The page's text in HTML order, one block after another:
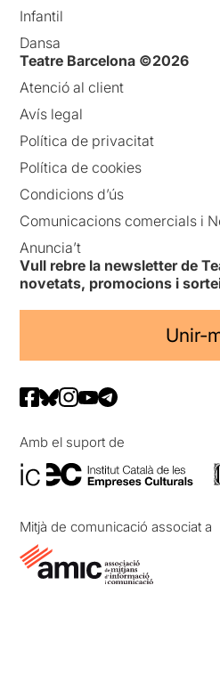
Infantil
Dansa
Teatre Barcelona ©2026
Atenció al client
Avís legal
Política de privacitat
Política de cookies
Condicions d’ús
Comunicacions comercials i
Anuncia’t
Vull rebre la newsletter de
novetats, promocions i
Unir-
Amb el suport de
Mitjà de comunicació associat a